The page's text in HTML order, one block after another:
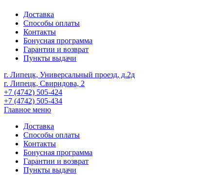
Доставка
Способы оплаты
Контакты
Бонусная программа
Гарантии и возврат
Пункты выдачи
г. Липецк, Универсальный проезд, д.2д
г. Липецк, Свиридова, 2
+7 (4742) 505-424
+7 (4742) 505-434
Главное меню
Доставка
Способы оплаты
Контакты
Бонусная программа
Гарантии и возврат
Пункты выдачи